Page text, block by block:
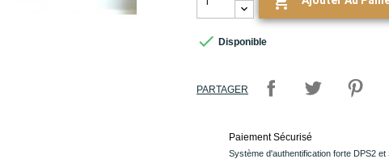
 Disponible
PARTAGER
Paiement Sécurisé
Système d'authentification forte DPS2 et